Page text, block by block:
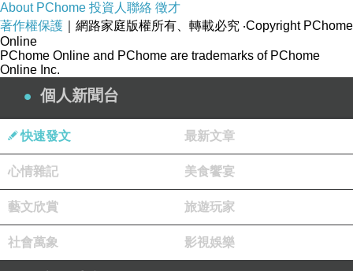
隨時都能攜帶
出門，為生活
增添有趣與創
意!
超人氣的
CRAFTHOLIC
吊飾系列，可
愛的設計攜帶
出門廣受好
About PChome 投資人聯絡 徵才
著作權保護 ｜網路家庭版權所有、轉載必究 ‧Copyright PChome
Online
PChome Online and PChome are trademarks of PChome
Online Inc.
個人新聞台
快速發文 最新文章
心情雜記 美食饗宴
藝文欣賞 旅遊玩家
社會萬象 影視娛樂